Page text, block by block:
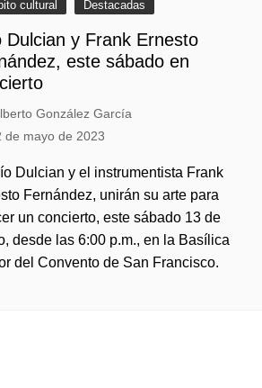
cultural Destacadas
Dulcian y Frank Ernesto
este sábado en
González García
de mayo de 2023
Dulcian y el instrumentista Frank
Fernández, unirán su arte para
un concierto, este sábado 13 de
desde las 6:00 p.m., en la Basílica
del Convento de San Francisco.